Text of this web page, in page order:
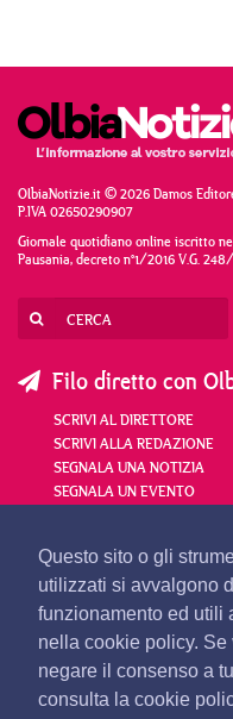
Questo sito o gli
utilizzati si avvalgono
funzionamento ed utili
nella cookie policy.
negare il consenso a
consulta la cookie
OlbiaNotizie.it © 2026 Damos
P.IVA 02650290907
Giornale quotidiano online iscritto
Pausania, decreto n°1/2016 V.G.
Filo diretto con
SCRIVI AL DIRETTORE
SCRIVI ALLA REDAZIONE
SEGNALA UNA NOTIZIA
SEGNALA UN EVENTO